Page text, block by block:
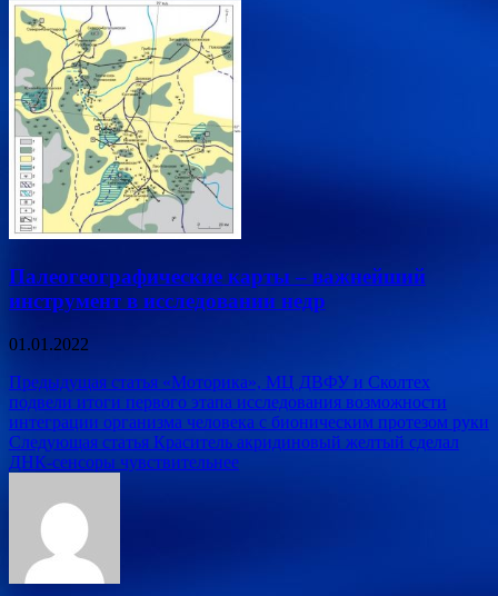
Палеогеографические карты – важнейший
инструмент в исследовании недр
01.01.2022
Навигация
по
записям
Предыдущая статья «Моторика», МЦ ДВФУ и Сколтех
подвели итоги первого этапа исследования возможности
интеграции организма человека с бионическим протезом руки
Следующая статья Краситель акридиновый желтый сделал
ДНК-сенсоры чувствительнее